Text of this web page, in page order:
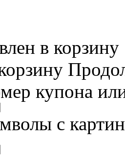
в корзину
купона
с